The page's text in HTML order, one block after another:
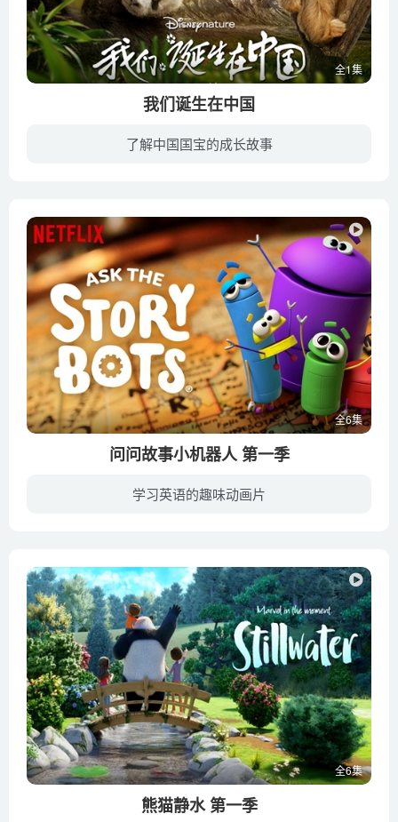
全1集
我们诞生在中国
了解中国国宝的成长故事
全6集
问问故事小机器人 第一季
学习英语的趣味动画片
全6集
熊猫静水 第一季